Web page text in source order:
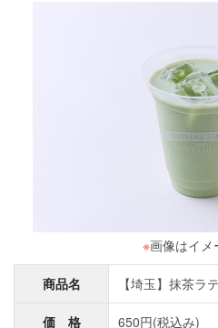
※画像はイメ
商品名 【埼玉】抹茶ラテ
価 格 650円(税込み)